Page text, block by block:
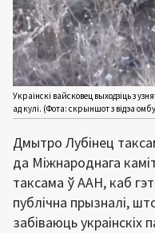
Украінскі вайсковец выходзіць з
ад кулі. (Фота: скрыншот з відэа
Дмытро Лубінец
да Міжнароднага
таксама ў ААН, каб
публічна прызналі,
забіваюць украінскіх